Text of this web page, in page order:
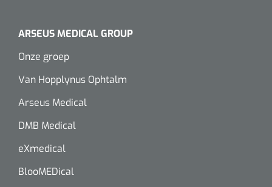
ARSEUS MEDICAL GROUP
Onze groep
Van Hopplynus Ophtalm
Arseus Medical
DMB Medical
eXmedical
BlooMEDical